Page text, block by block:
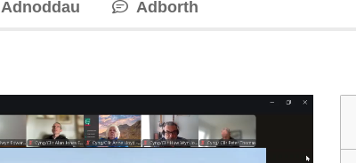
Adnoddau Adborth